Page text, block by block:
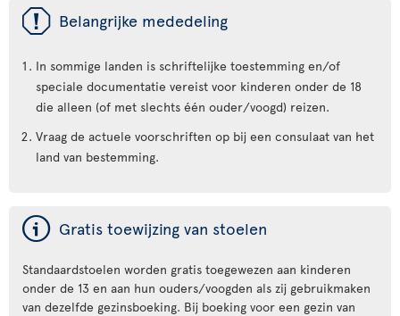
ü Belangrijke mededeling
In sommige landen is schriftelijke toestemming en/of
speciale documentatie vereist voor kinderen onder de 18
die alleen (of met slechts één ouder/voogd) reizen.
Vraag de actuele voorschriften op bij een consulaat van het
land van bestemming.
ý Gratis toewijzing van stoelen
Standaardstoelen worden gratis toegewezen aan kinderen
onder de 13 en aan hun ouders/voogden als zij gebruikmaken
van dezelfde gezinsboeking. Bij boeking voor een gezin van